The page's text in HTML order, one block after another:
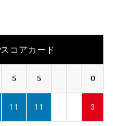
スコアカード
5 5 0
11 11 3